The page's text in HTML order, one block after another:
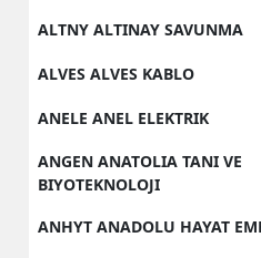
ALTNY ALTINAY SAVUNMA
ALVES ALVES KABLO
ANELE ANEL ELEKTRIK
ANGEN ANATOLIA TANI VE
BIYOTEKNOLOJI
ANHYT ANADOLU HAYAT